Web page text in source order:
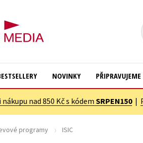
% Cestování
Dárkové publikace
NOVINKY PŘIPRAVUJEME
nákupu nad 850 Kč s kódem SRPEN150|
programy ISIC